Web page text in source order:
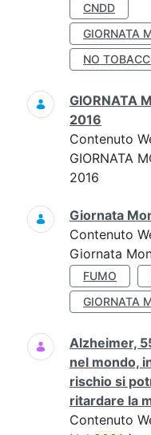
CNDD
GIORNATA
NO
GIORNATA
2016
Contenuto
GIORNATA
2016
Giornata
Contenuto
Giornata
FUMO
GIORNATA
Alzheimer,
nel mondo,
rischio si
ritardare la
Contenuto